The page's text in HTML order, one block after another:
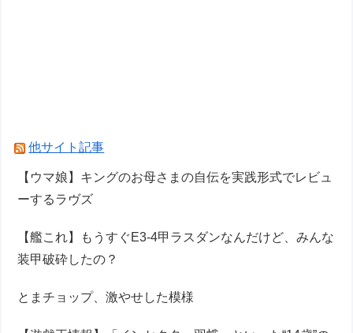
他サイト記事
【ウマ娘】キングのお母さまの自伝を実践形式でレビュ
ーするラヴズ
【艦これ】もうすぐE3-4甲ラスダンなんだけど、みんな
装甲破砕したの？
とまチョップ、激やせした模様